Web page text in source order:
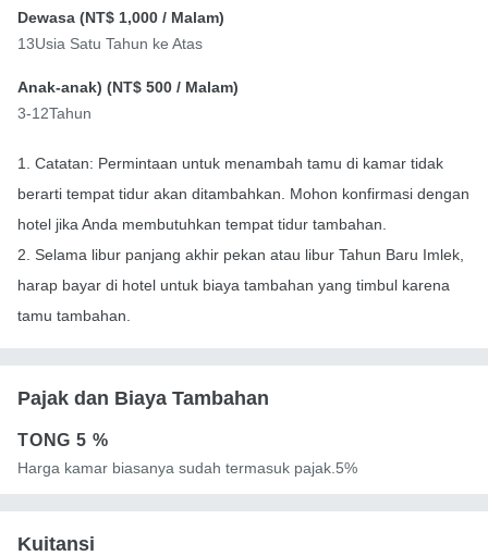
Dewasa (NT$ 1,000 / Malam)
13Usia Satu Tahun ke Atas
Anak-anak) (NT$ 500 / Malam)
3-12Tahun
1. Catatan: Permintaan untuk menambah tamu di kamar tidak
berarti tempat tidur akan ditambahkan. Mohon konfirmasi dengan
hotel jika Anda membutuhkan tempat tidur tambahan.
2. Selama libur panjang akhir pekan atau libur Tahun Baru Imlek,
harap bayar di hotel untuk biaya tambahan yang timbul karena
tamu tambahan.
Pajak dan Biaya Tambahan
TONG 5 %
Harga kamar biasanya sudah termasuk pajak.5%
Kuitansi